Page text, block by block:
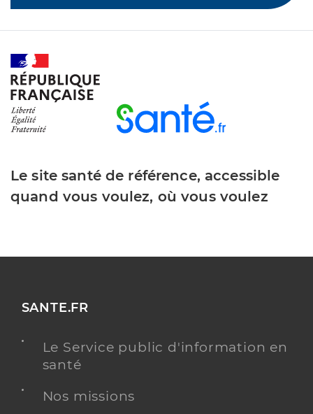
Le site santé de référence, accessible
quand vous voulez, où vous voulez
SANTE.FR
Le Service public d'information en
santé
Nos missions